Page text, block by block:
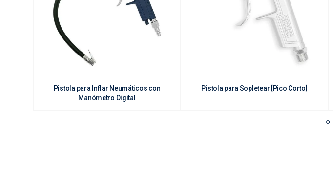
Pistola para Inflar Neumáticos con
Manómetro Digital
Pistola para Sopletear [Pico Corto]